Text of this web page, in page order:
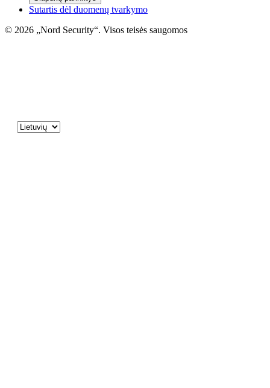
Sutartis dėl duomenų tvarkymo
© 2026 „Nord Security“. Visos teisės saugomos